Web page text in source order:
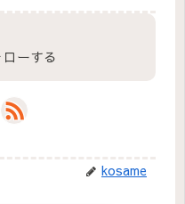
ーする
kosame